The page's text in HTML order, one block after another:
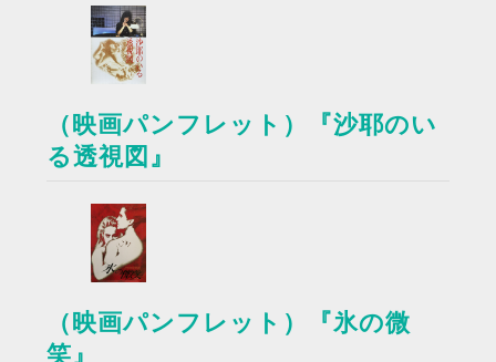
（映画パンフレット）『沙耶のい
る透視図』
（映画パンフレット）『氷の微
笑』